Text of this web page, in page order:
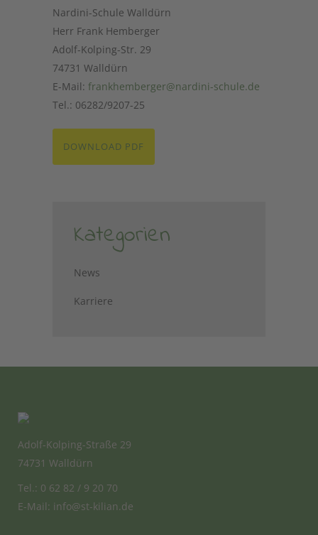
Nardini-Schule Walldürn
Herr Frank Hemberger
Adolf-Kolping-Str. 29
74731 Walldürn
E-Mail: frankhemberger@nardini-schule.de
Tel.: 06282/9207-25
DOWNLOAD PDF
Kategorien
News
Karriere
Adolf-Kolping-Straße 29
74731 Walldürn
Tel.: 0 62 82 / 9 20 70
E-Mail: info@st-kilian.de